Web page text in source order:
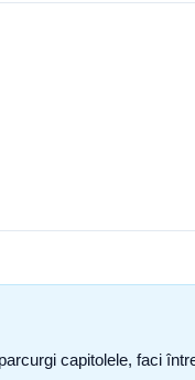
capitolele, faci